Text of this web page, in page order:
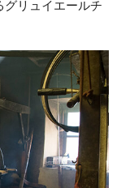
グリュイエールチ